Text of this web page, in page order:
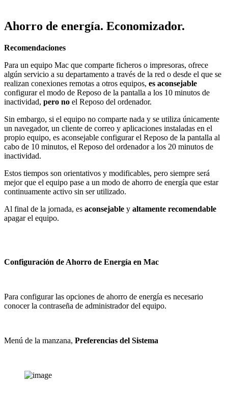
Ahorro de energía. Economizador.
Recomendaciones
Para un equipo Mac que comparte ficheros o impresoras, ofrece
algún servicio a su departamento a través de la red o desde el que se
realizan conexiones remotas a otros equipos, es aconsejable
configurar el modo de Reposo de la pantalla a los 10 minutos de
inactividad, pero no el Reposo del ordenador.
Sin embargo, si el equipo no comparte nada y se utiliza únicamente
un navegador, un cliente de correo y aplicaciones instaladas en el
propio equipo, es aconsejable configurar el Reposo de la pantalla al
cabo de 10 minutos, el Reposo del ordenador a los 20 minutos de
inactividad.
Estos tiempos son orientativos y modificables, pero siempre será
mejor que el equipo pase a un modo de ahorro de energía que estar
continuamente activo sin ser utilizado.
Al final de la jornada, es aconsejable y altamente recomendable
apagar el equipo.
Configuración de Ahorro de Energía en Mac
Para configurar las opciones de ahorro de energía es necesario
conocer la contraseña de administrador del equipo.
Menú de la manzana, Preferencias del Sistema